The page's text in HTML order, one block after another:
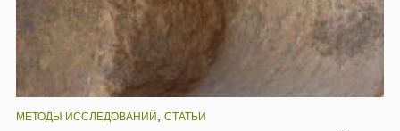
МЕТОДЫ ИССЛЕДОВАНИЙ СТАТЬИ